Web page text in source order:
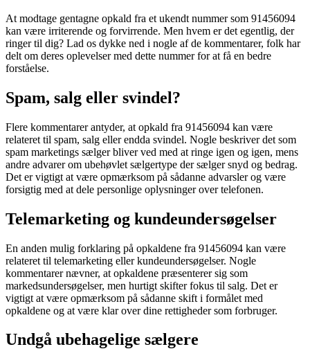
At modtage gentagne opkald fra et ukendt nummer som 91456094
kan være irriterende og forvirrende. Men hvem er det egentlig, der
ringer til dig? Lad os dykke ned i nogle af de kommentarer, folk har
delt om deres oplevelser med dette nummer for at få en bedre
forståelse.
Spam, salg eller svindel?
Flere kommentarer antyder, at opkald fra 91456094 kan være
relateret til spam, salg eller endda svindel. Nogle beskriver det som
spam marketings sælger bliver ved med at ringe igen og igen, mens
andre advarer om ubehøvlet sælgertype der sælger snyd og bedrag.
Det er vigtigt at være opmærksom på sådanne advarsler og være
forsigtig med at dele personlige oplysninger over telefonen.
Telemarketing og kundeundersøgelser
En anden mulig forklaring på opkaldene fra 91456094 kan være
relateret til telemarketing eller kundeundersøgelser. Nogle
kommentarer nævner, at opkaldene præsenterer sig som
markedsundersøgelser, men hurtigt skifter fokus til salg. Det er
vigtigt at være opmærksom på sådanne skift i formålet med
opkaldene og at være klar over dine rettigheder som forbruger.
Undgå ubehagelige sælgere